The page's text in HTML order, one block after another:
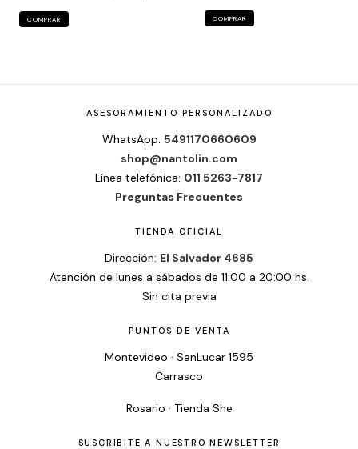
COMPRAR
ASESORAMIENTO PERSONALIZADO
WhatsApp: 5491170660609
shop@nantolin.com
Línea telefónica: 011 5263-7817
Preguntas Frecuentes
TIENDA OFICIAL
Dirección: El Salvador 4685
Atención de lunes a sábados de 11:00 a 20:00 hs.
Sin cita previa
PUNTOS DE VENTA
Montevideo · SanLucar 1595
Carrasco
Rosario · Tienda She
SUSCRIBITE A NUESTRO NEWSLETTER